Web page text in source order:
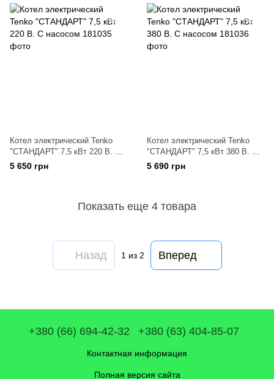
Котел электрический Tenko
"СТАНДАРТ" 7,5 кВт 220 В. С
насосом
5 650 грн
Котел электрический Tenko
"СТАНДАРТ" 7,5 кВт 380 В. С
насосом
5 690 грн
Показать еще 4 товара
Назад 1 из 2 Вперед
+380 (66) 694-42-32 +380 (63) 404-85-07
Контактная информация
Полная версия сайта